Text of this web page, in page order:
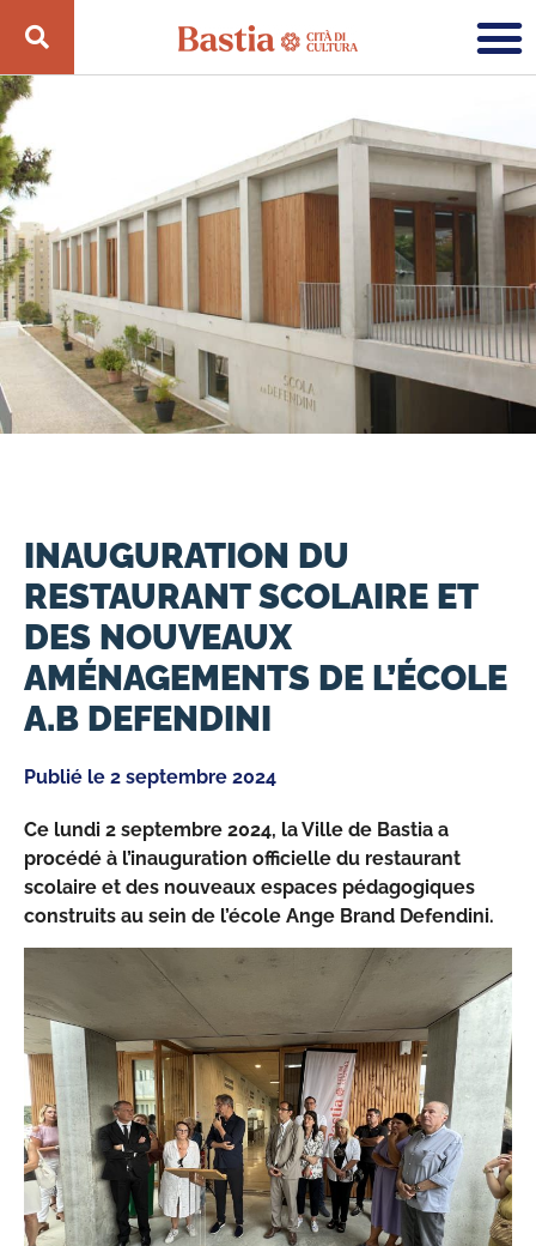
INAUGURATION DU
RESTAURANT SCOLAIRE ET
DES NOUVEAUX
AMÉNAGEMENTS DE L’ÉCOLE
A.B DEFENDINI
Publié le 2 septembre 2024
Ce lundi 2 septembre 2024, la Ville de Bastia a
procédé à l’inauguration officielle du restaurant
scolaire et des nouveaux espaces pédagogiques
construits au sein de l’école Ange Brand Defendini.